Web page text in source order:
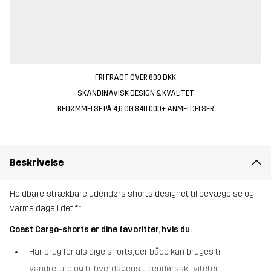
FRI FRAGT OVER 800 DKK
SKANDINAVISK DESIGN & KVALITET
BEDØMMELSE PÅ 4,6 OG 840.000+ ANMELDELSER
Beskrivelse
Holdbare, strækbare udendørs shorts designet til bevægelse og
varme dage i det fri.
Coast Cargo-shorts er dine favoritter, hvis du:
Har brug for alsidige shorts, der både kan bruges til